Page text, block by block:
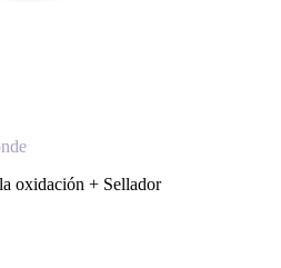
oxidación + Sellador